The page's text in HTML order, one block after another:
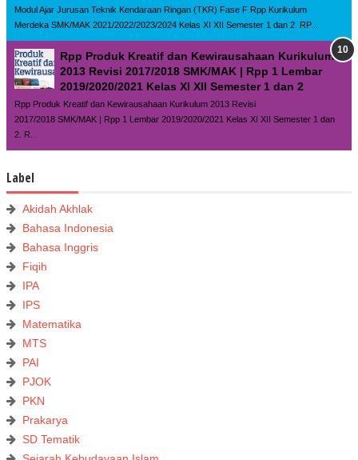
Modul Ajar Jurusan Teknik Kendaraan Ringan (TKR) Fase F Rpp Kurikulum
Merdeka SMK/MAK 2021/2022/2023/2024 Kelas XI XII Semester 1 dan 2. RP...
Rpp Produk Kreatif dan Kewirausahaan Kurikulum
2013 Revisi 2017/2018 SMK/MAK | Rpp 1 Lembar
2019/2020/2021 Kelas XI XII Semester 1 dan 2
Rpp Produk Kreatif dan Kewirausahaan Kurikulum 2013 Revisi
2017/2018 SMK/MAK | Rpp 1 Lembar 2019/2020/2021 Kelas XI XII Semester 1 dan
2. R...
Label
Akidah Akhlak
Bahasa Indonesia
Bahasa Inggris
Fiqih
IPA
IPS
Matematika
MTS
PAI
PJOK
PKN
Prakarya
SD Tematik